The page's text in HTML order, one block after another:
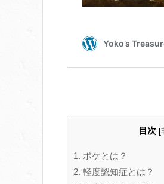
目次 [
1. ボケとは？
2. 軽度認知症とは？